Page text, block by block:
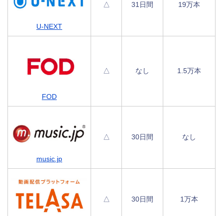
U-NEXT
△ 31日間 19万本
FOD
△ なし 1.5万本
music.jp
△ 30日間 なし
△ 30日間 1万本